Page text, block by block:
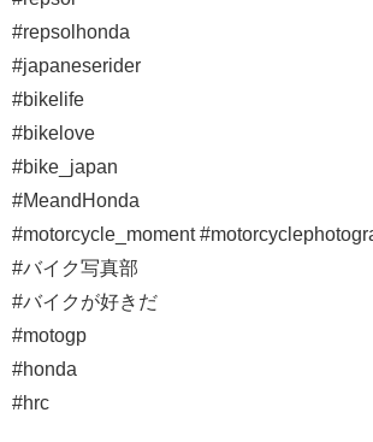
#repsolhonda
#japaneserider
#bikelife
#bikelove
#bike_japan
#MeandHonda
#motorcycle_moment
#バイク写真部
#バイクが好きだ
#motogp
#honda
#hrc